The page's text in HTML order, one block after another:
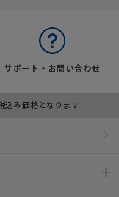
サポート・お問い合わせ
込み価格となります